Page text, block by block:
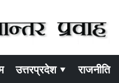
उत्तरप्रदेश ▾ राजनीति